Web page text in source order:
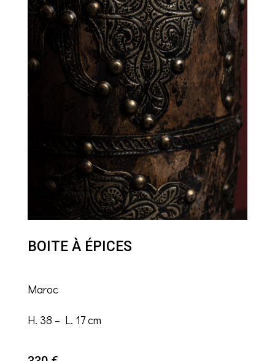
BOITE À ÉPICES
Maroc
H. 38 – L. 17 cm